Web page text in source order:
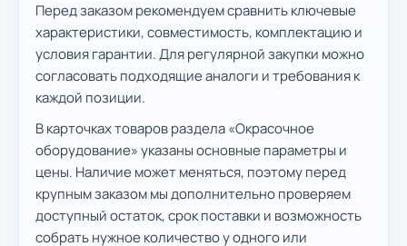
Перед заказом рекомендуем сравнить ключевые
характеристики, совместимость, комплектацию и
условия гарантии. Для регулярной закупки можно
согласовать подходящие аналоги и требования к
каждой позиции.
В карточках товаров раздела «Окрасочное
оборудование» указаны основные параметры и
цены. Наличие может меняться, поэтому перед
крупным заказом мы дополнительно проверяем
доступный остаток, срок поставки и возможность
собрать нужное количество у одного или